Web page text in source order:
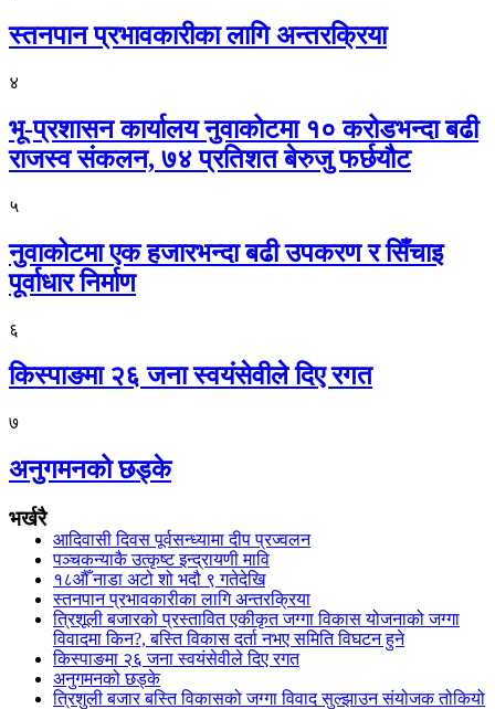
स्तनपान प्रभावकारीका लागि अन्तरक्रिया
४
भू-प्रशासन कार्यालय नुवाकोटमा १० करोडभन्दा बढी
राजस्व संकलन, ७४ प्रतिशत बेरुजु फर्छयौट
५
नुवाकोटमा एक हजारभन्दा बढी उपकरण र सिँचाइ
पूर्वाधार निर्माण
६
किस्पाङमा २६ जना स्वयंसेवीले दिए रगत
७
अनुगमनको छड्के
भर्खरै
आदिवासी दिवस पूर्वसन्ध्यामा दीप प्रज्वलन
पञ्चकन्याकै उत्कृष्ट इन्द्रायणी मावि
१८औँ नाडा अटो शो भदौ ९ गतेदेखि
स्तनपान प्रभावकारीका लागि अन्तरक्रिया
त्रिशूली बजारको प्रस्तावित एकीकृत जग्गा विकास योजनाको जग्गा
विवादमा किन?, बस्ति विकास दर्ता नभए समिति विघटन हुने
किस्पाङमा २६ जना स्वयंसेवीले दिए रगत
अनुगमनको छड्के
त्रिशुली बजार बस्ति विकासको जग्गा विवाद सुल्झाउन संयोजक तोकियो